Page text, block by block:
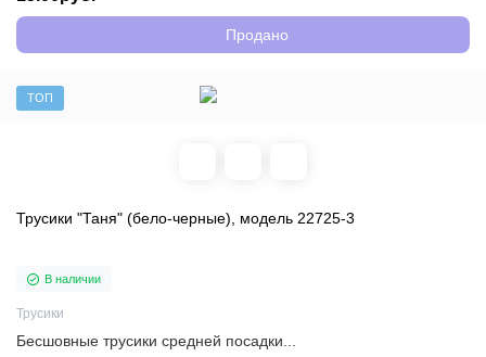
Продано
ТОП
Трусики "Таня" (бело-черные), модель 22725-3
В наличии
Трусики
Бесшовные трусики средней посадки...